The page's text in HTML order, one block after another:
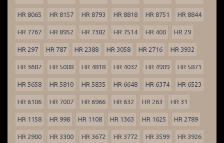
HR 8065 HR 8157 HR 8793 HR 8818 HR 8751 HR 8844
HR 7767 HR 8952 HR 7382 HR 7514 HR 400 HR 29
HR 297 HR 787 HR 2388 HR 3058 HR 2716 HR 3932
HR 3687 HR 5008 HR 4818 HR 4032 HR 4909 HR 5871
HR 5658 HR 5810 HR 5835 HR 6648 HR 6374 HR 6523
HR 6106 HR 7007 HR 6966 HR 632 HR 263 HR 31
HR 1158 HR 998 HR 1108 HR 1363 HR 1625 HR 2789
HR 2900 HR 3300 HR 3672 HR 3772 HR 3599 HR 3926